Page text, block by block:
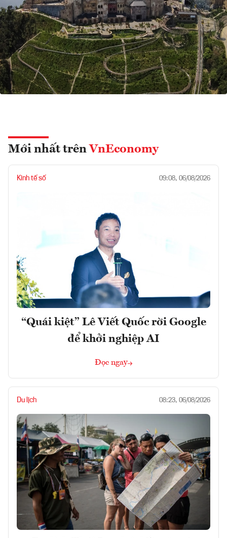
Mới nhất trên VnEconomy
Kinh tế số 09:08, 06/08/2026
“Quái kiệt” Lê Viết Quốc rời Google
để khởi nghiệp AI
Đọc ngay
Du lịch 08:23, 06/08/2026